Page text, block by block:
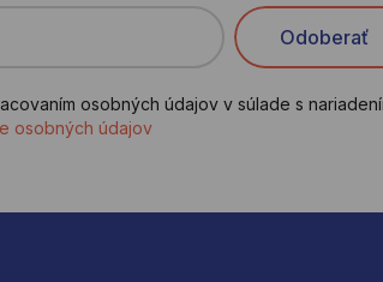
Odoberať
osobných údajov v súlade s
osobných údajov